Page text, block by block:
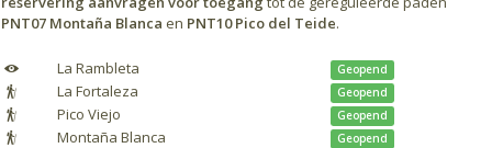
PNT07 Montaña Blanca en PNT10 Pico del Teide.
La Rambleta Geopend
La Fortaleza Geopend
Pico Viejo Geopend
Montaña Blanca Geopend